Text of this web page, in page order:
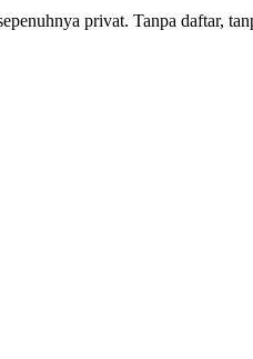
privat. Tanpa daftar,